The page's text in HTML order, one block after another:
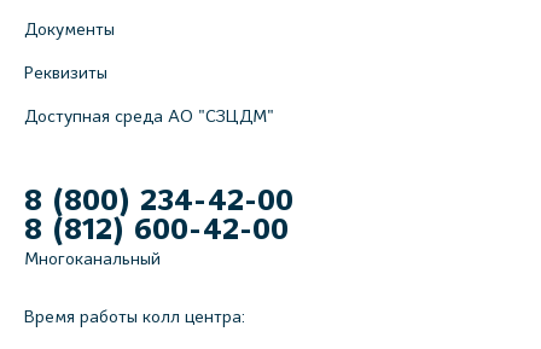
Документы
Реквизиты
Доступная среда АО "СЗЦДМ"
8 (800) 234-42-00
8 (812) 600-42-00
Многоканальный
Время работы колл центра: